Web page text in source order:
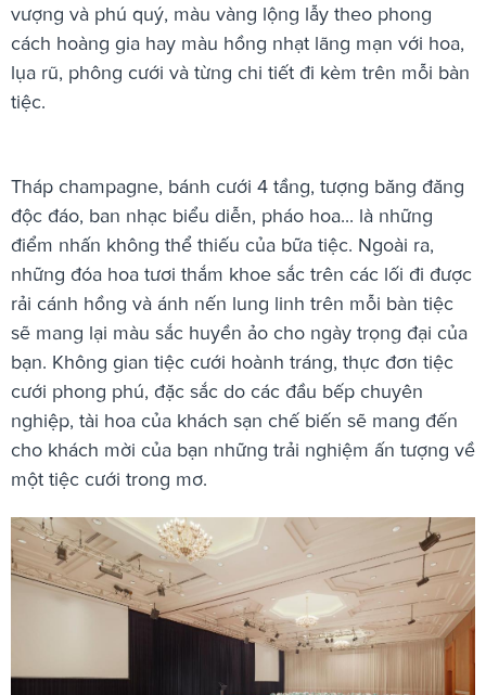
vượng và phú quý, màu vàng lộng lẫy theo phong
cách hoàng gia hay màu hồng nhạt lãng mạn với hoa,
lụa rũ, phông cưới và từng chi tiết đi kèm trên mỗi bàn
tiệc.
Tháp champagne, bánh cưới 4 tầng, tượng băng đăng
độc đáo, ban nhạc biểu diễn, pháo hoa... là những
điểm nhấn không thể thiếu của bữa tiệc. Ngoài ra,
những đóa hoa tươi thắm khoe sắc trên các lối đi được
rải cánh hồng và ánh nến lung linh trên mỗi bàn tiệc
sẽ mang lại màu sắc huyền ảo cho ngày trọng đại của
bạn. Không gian tiệc cưới hoành tráng, thực đơn tiệc
cưới phong phú, đặc sắc do các đầu bếp chuyên
nghiệp, tài hoa của khách sạn chế biến sẽ mang đến
cho khách mời của bạn những trải nghiệm ấn tượng về
một tiệc cưới trong mơ.